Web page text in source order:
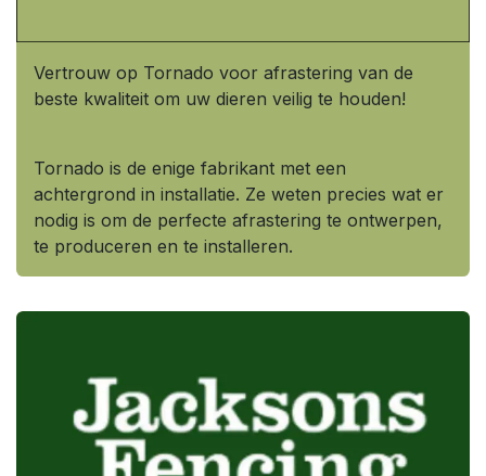
Vertrouw op Tornado voor afrastering van de
beste kwaliteit om uw dieren veilig te houden!
Tornado is de enige fabrikant met een
achtergrond in installatie. Ze weten precies wat er
nodig is om de perfecte afrastering te ontwerpen,
te produceren en te installeren.